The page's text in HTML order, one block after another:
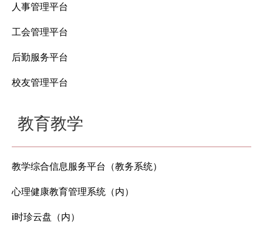
人事管理平台
工会管理平台
后勤服务平台
校友管理平台
教育教学
教学综合信息服务平台（教务系统）
心理健康教育管理系统（内）
i时珍云盘（内）